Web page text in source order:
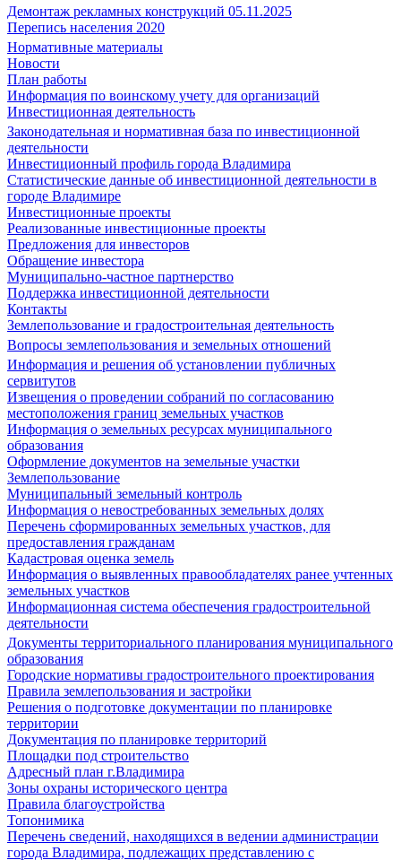
Демонтаж рекламных конструкций 05.11.2025
Перепись населения 2020
Нормативные материалы
Новости
План работы
Информация по воинскому учету для организаций
Инвестиционная деятельность
Законодательная и нормативная база по инвестиционной
деятельности
Инвестиционный профиль города Владимира
Статистические данные об инвестиционной деятельности в
городе Владимире
Инвестиционные проекты
Реализованные инвестиционные проекты
Предложения для инвесторов
Обращение инвестора
Муниципально-частное партнерство
Поддержка инвестиционной деятельности
Контакты
Землепользование и градостроительная деятельность
Вопросы землепользования и земельных отношений
Информация и решения об установлении публичных
сервитутов
Извещения о проведении собраний по согласованию
местоположения границ земельных участков
Информация о земельных ресурсах муниципального
образования
Оформление документов на земельные участки
Землепользование
Муниципальный земельный контроль
Информация о невостребованных земельных долях
Перечень сформированных земельных участков, для
предоставления гражданам
Кадастровая оценка земель
Информация о выявленных правообладателях ранее учтенных
земельных участков
Информационная система обеспечения градостроительной
деятельности
Документы территориального планирования муниципального
образования
Городские нормативы градостроительного проектирования
Правила землепользования и застройки
Решения о подготовке документации по планировке
территории
Документация по планировке территорий
Площадки под строительство
Адресный план г.Владимира
Зоны охраны исторического центра
Правила благоустройства
Топонимика
Перечень сведений, находящихся в ведении администрации
города Владимира, подлежащих представлению с